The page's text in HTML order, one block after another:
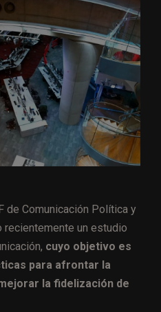
de Comunicación Política y
recientemente un estudio
cuyo objetivo es
para afrontar la
la fidelización de